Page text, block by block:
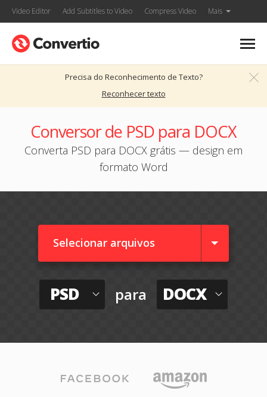
Video Editor Add Subtitles to Video Compress Video Mais
Precisa do Reconhecimento de Texto?
Reconhecer texto
Conversor de PSD para DOCX
Converta PSD para DOCX grátis — design em
formato Word
Selecionar arquivos
PSD para DOCX